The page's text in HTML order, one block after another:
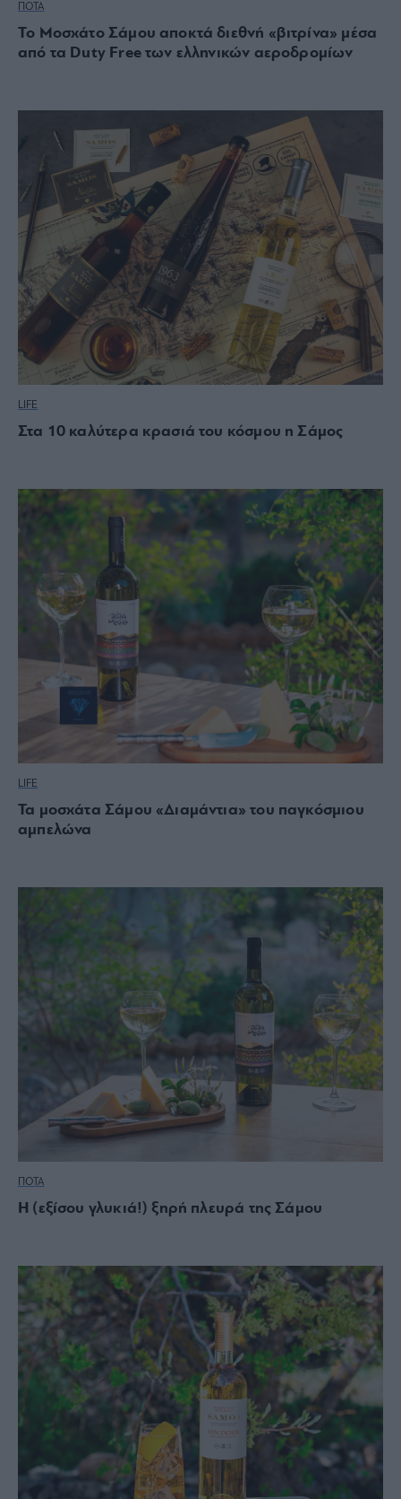
ΠΟΤΑ
Το Μοσχάτο Σάμου αποκτά διεθνή «βιτρίνα» μέσα
από τα Duty Free των ελληνικών αεροδρομίων
LIFE
Στα 10 καλύτερα κρασιά του κόσμου η Σάμος
LIFE
Τα μοσχάτα Σάμου «Διαμάντια» του παγκόσμιου
αμπελώνα
ΠΟΤΑ
Η (εξίσου γλυκιά!) ξηρή πλευρά της Σάμου